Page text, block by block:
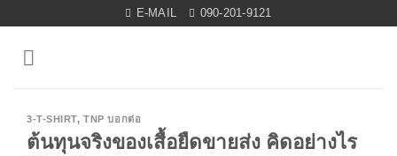
content
E-MAIL 090-201-9121
3-T-SHIRT,TNP บอกต่อ
ต้นทุนจริงของเสื้อยืดขายส่ง คิดอย่างไร